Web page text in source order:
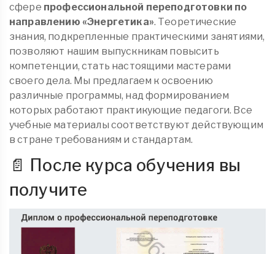
сфере профессиональной переподготовки по
направлению «Энергетика». Теоретические
знания, подкрепленные практическими занятиями,
позволяют нашим выпускникам повысить
компетенции, стать настоящими мастерами
своего дела. Мы предлагаем к освоению
различные программы, над формированием
которых работают практикующие педагоги. Все
учебные материалы соответствуют действующим
в стране требованиям и стандартам.
📄 После курса обучения вы
получите